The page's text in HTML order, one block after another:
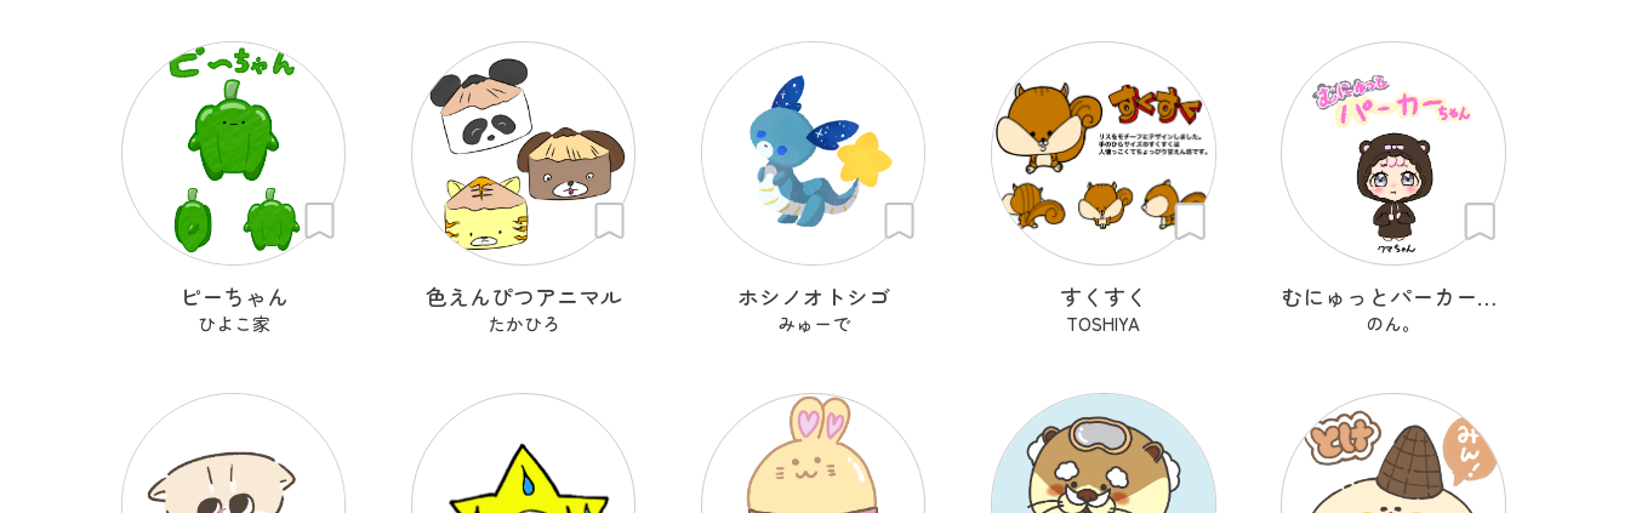
ピーちゃん
ひよこ家
色えんぴつアニマル
たかひろ
ホシノオトシゴ
みゅーで
すくすく
TOSHIYA
むにゅっとパーカーちゃん
のん。